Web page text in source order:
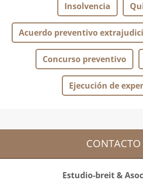
Insolvencia
Acuerdo preventivo
Concurso preventivo
Ejecución de
CONTACTO
Estudio-breit &